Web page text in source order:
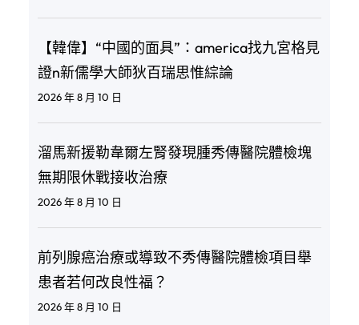
【韓偉】“中國的面具”：america找九宮格見
證n新儒學大師狄百瑞思惟綜論
2026 年 8 月 10 日
溜馬新援勒韋爾左腎發現腫秀傳醫院體檢塊
無期限休戰接收治療
2026 年 8 月 10 日
前列腺癌治療或導致不秀傳醫院體檢項目舉
患者若何改良性福？
2026 年 8 月 10 日